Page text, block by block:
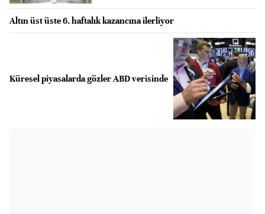
Altın üst üste 6. haftalık kazancına ilerliyor
Küresel piyasalarda gözler ABD verisinde